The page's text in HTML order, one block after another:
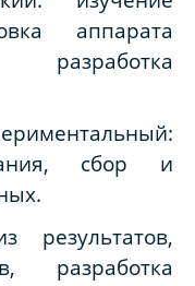
аппарата
сбор и
разработка